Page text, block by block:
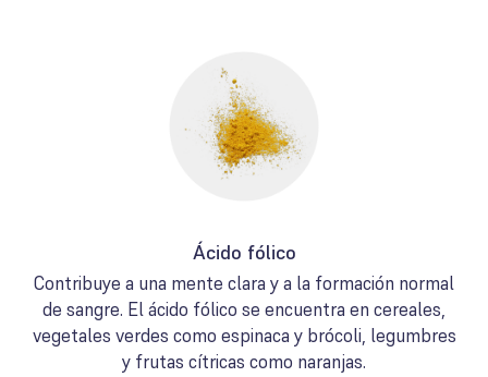
Ácido fólico
Contribuye a una mente clara y a la formación normal
de sangre. El ácido fólico se encuentra en cereales,
vegetales verdes como espinaca y brócoli, legumbres
y frutas cítricas como naranjas.